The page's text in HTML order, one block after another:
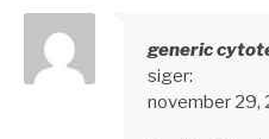
generic
siger:
november 29,